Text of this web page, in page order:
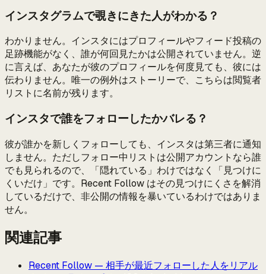
インスタグラムで覗きにきた人がわかる？
わかりません。インスタにはプロフィールやフィード投稿の
足跡機能がなく、誰が何回見たかは公開されていません。逆
に言えば、あなたが彼のプロフィールを何度見ても、彼には
伝わりません。唯一の例外はストーリーで、こちらは閲覧者
リストに名前が残ります。
インスタで誰をフォローしたかバレる？
彼が誰かを新しくフォローしても、インスタは第三者に通知
しません。ただしフォロー中リストは公開アカウントなら誰
でも見られるので、「隠れている」わけではなく「見つけに
くいだけ」です。Recent Follow はその見つけにくさを解消
しているだけで、非公開の情報を暴いているわけではありま
せん。
関連記事
Recent Follow — 相手が最近フォローした人をリアル